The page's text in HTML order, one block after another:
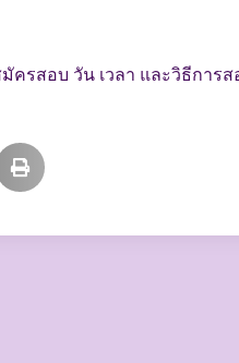
ครสอบ วัน เวลา และวิธีการ